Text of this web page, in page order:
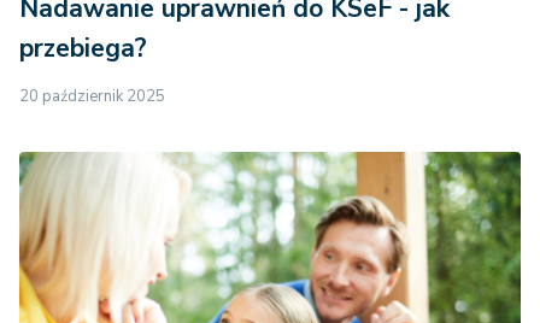
Nadawanie uprawnień do KSeF - jak
przebiega?
20 październik 2025